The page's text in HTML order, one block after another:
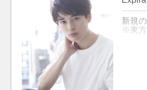
新規
※東